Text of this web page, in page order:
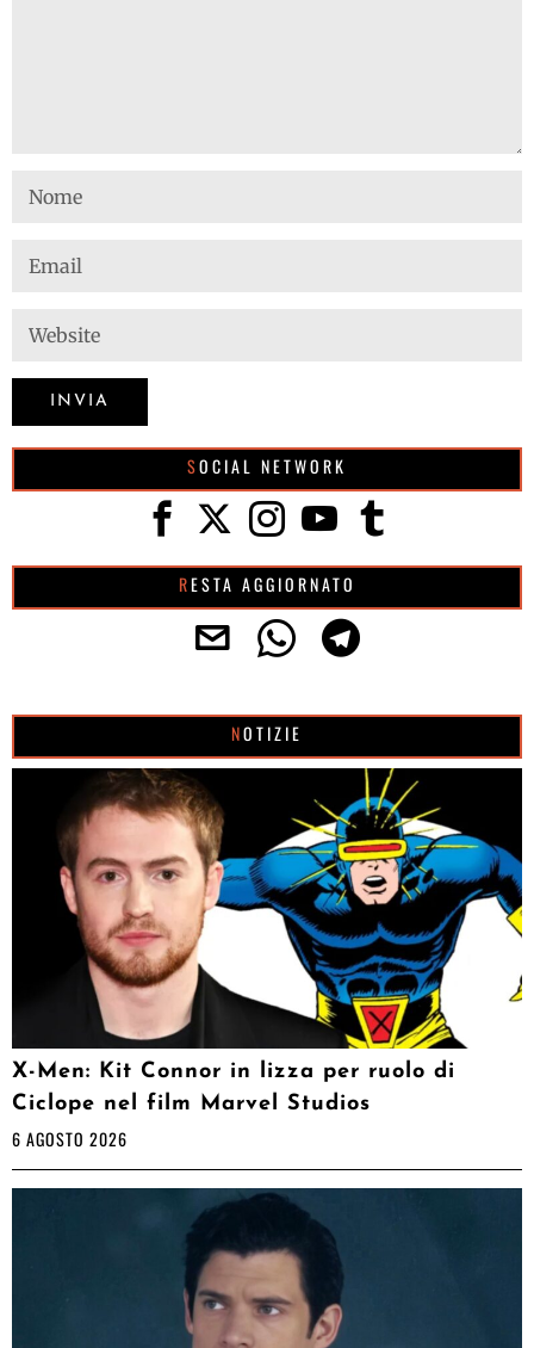
SOCIAL NETWORK
RESTA AGGIORNATO
NOTIZIE
X-Men: Kit Connor in lizza per ruolo di
Ciclope nel film Marvel Studios
6 AGOSTO 2026